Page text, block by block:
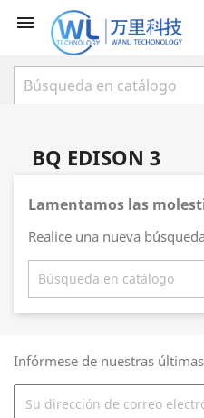

BQ EDISON 3
Lamentamos las
Realice una nueva
Infórmese de nuestras